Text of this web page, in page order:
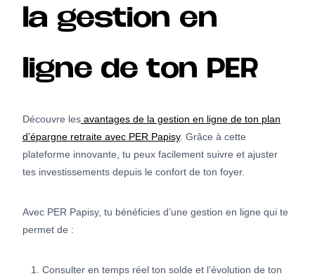
la gestion en
ligne de ton PER
Découvre les avantages de la gestion en ligne de ton plan
d’épargne retraite avec PER Papisy. Grâce à cette
plateforme innovante, tu peux facilement suivre et ajuster
tes investissements depuis le confort de ton foyer.
Avec PER Papisy, tu bénéficies d’une gestion en ligne qui te
permet de :
Consulter en temps réel ton solde et l’évolution de ton